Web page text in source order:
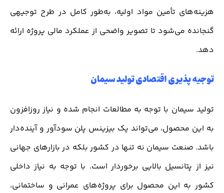
هزینه‌های تأمین مواد اولیه، به‌طور کامل در طرح توجیهی
گنجانده می‌شود تا تصویر واضحی از عملکرد مالی پروژه ارائه
دهد.
توجیه پذیری اقتصادی تولید سیمان
تولید سیمان با توجه به مطالعات انجام شده و نیاز روزافزون
به این محصول، می‌تواند یک بیزینس پلن سودآور و آینده‌دار
باشد. صنعت سیمان نه تنها در کشور بلکه در بازارهای جهانی
نیز از پتانسیل بالایی برخوردار است. با توجه به نیاز داخلی
کشور به این محصول برای پروژه‌های عمرانی و ساختمانی،